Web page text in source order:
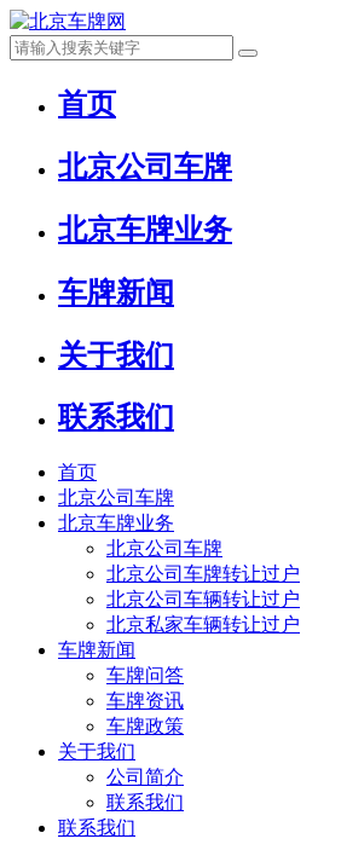
首页
北京公司车牌
北京车牌业务
车牌新闻
关于我们
联系我们
首页
北京公司车牌
北京车牌业务
北京公司车牌
北京公司车牌转让过户
北京公司车辆转让过户
北京私家车辆转让过户
车牌新闻
车牌问答
车牌资讯
车牌政策
关于我们
公司简介
联系我们
联系我们